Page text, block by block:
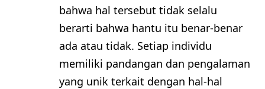
bahwa hal tersebut tidak selalu
berarti bahwa hantu itu benar-benar
ada atau tidak. Setiap individu
memiliki pandangan dan pengalaman
yang unik terkait dengan hal-hal